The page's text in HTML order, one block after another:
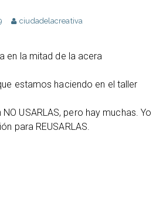
ciudadelacreativa
en la mitad de la acera
estamos haciendo en el taller
USARLAS, pero hay muchas. Yo
para REUSARLAS.